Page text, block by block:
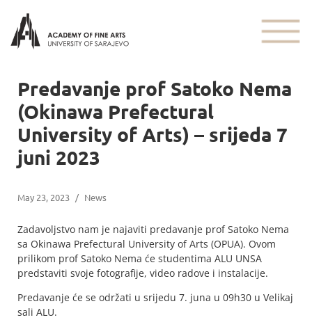
Predavanje prof Satoko Nema
(Okinawa Prefectural
University of Arts) – srijeda 7
juni 2023
May 23, 2023 / News
Zadavoljstvo nam je najaviti predavanje prof Satoko Nema
sa Okinawa Prefectural University of Arts (OPUA). Ovom
prilikom prof Satoko Nema će studentima ALU UNSA
predstaviti svoje fotografije, video radove i instalacije.
Predavanje će se održati u srijedu 7. juna u 09h30 u Velikaj
sali ALU.